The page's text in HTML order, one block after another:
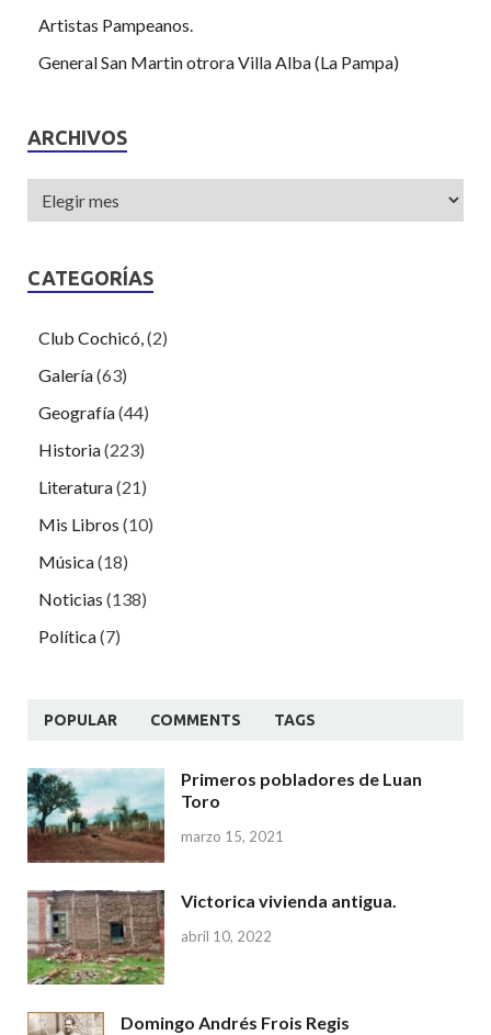
Artistas Pampeanos.
General San Martin otrora Villa Alba (La Pampa)
ARCHIVOS
CATEGORÍAS
Club Cochicó,(2)
Galería(63)
Geografía(44)
Historia(223)
Literatura(21)
Mis Libros (10)
Música(18)
Noticias (138)
Política(7)
POPULAR COMMENTS TAGS
Primeros pobladores de Luan
Toro
marzo 15, 2021
Victorica vivienda antigua.
abril 10, 2022
Domingo Andrés Frois Regis